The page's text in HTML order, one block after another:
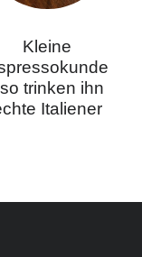
Kleine
trinken ihn
Italiener